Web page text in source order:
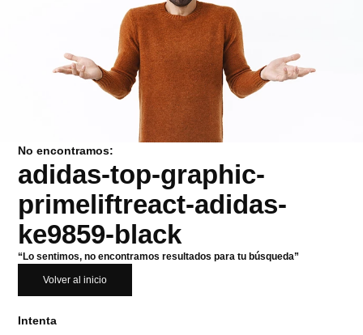
No encontramos:
adidas-top-graphic-
primeliftreact-adidas-
ke9859-black
“Lo sentimos, no encontramos resultados para tu búsqueda”
Volver al inicio
Intenta